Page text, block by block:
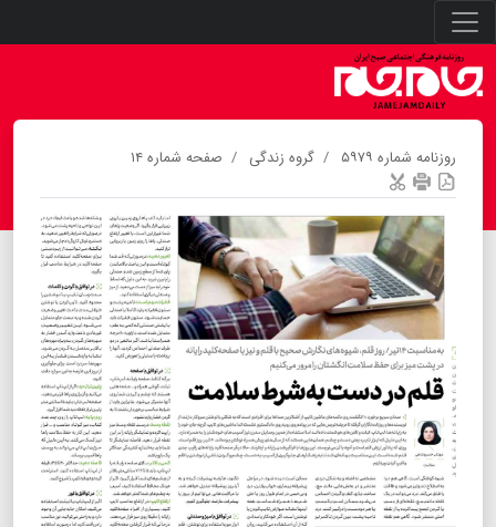
روزنامه شماره ۵۹۷۹ گروه زندگی صفحه شماره ۱۴